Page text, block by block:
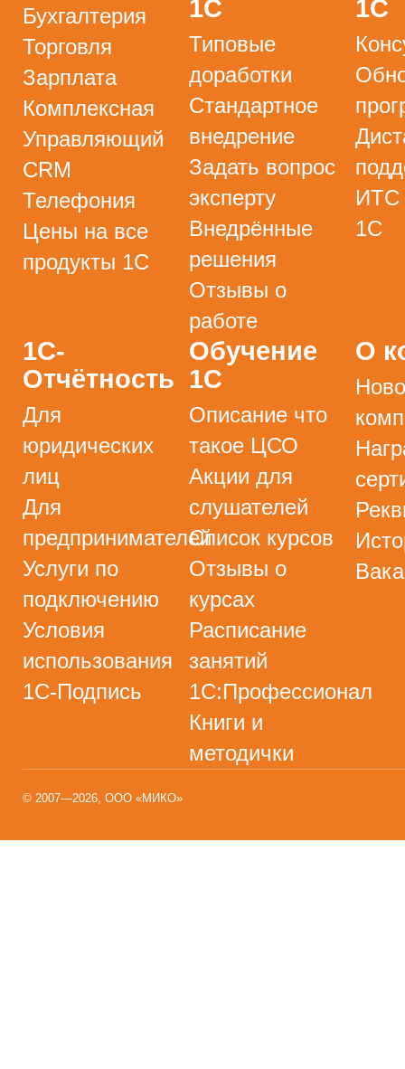
Бухгалтерия
Торговля
Зарплата
Комплексная
Управляющий
CRM
Телефония
Цены на все
продукты 1С
1С
Типовые
доработки
Стандартное
внедрение
Задать вопрос
эксперту
Внедрённые
решения
Отзывы о
работе
1С
ИТС
1С
1С-
Отчётность
Для
юридических
лиц
Для
предпринимателей
Услуги по
подключению
Условия
использования
1С-Подпись
Обучение
1С
Описание что
такое ЦСО
Акции для
слушателей
Список курсов
Отзывы о
курсах
Расписание
занятий
1С:Профессионал
Книги и
методички
О
© 2007—2026, ООО «МИКО»